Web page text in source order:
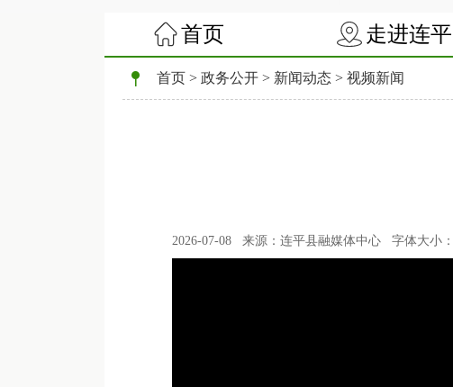
首页 走进连平
首页 > 政务公开 > 新闻动态 > 视频新闻
2026-07-08 来源：连平县融媒体中心 字体大小：